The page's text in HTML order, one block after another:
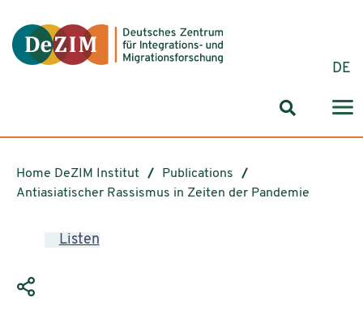
DE
Search
Home DeZIM Institut
Publications
Antiasiatischer Rassismus in Zeiten der Pandemie
Listen